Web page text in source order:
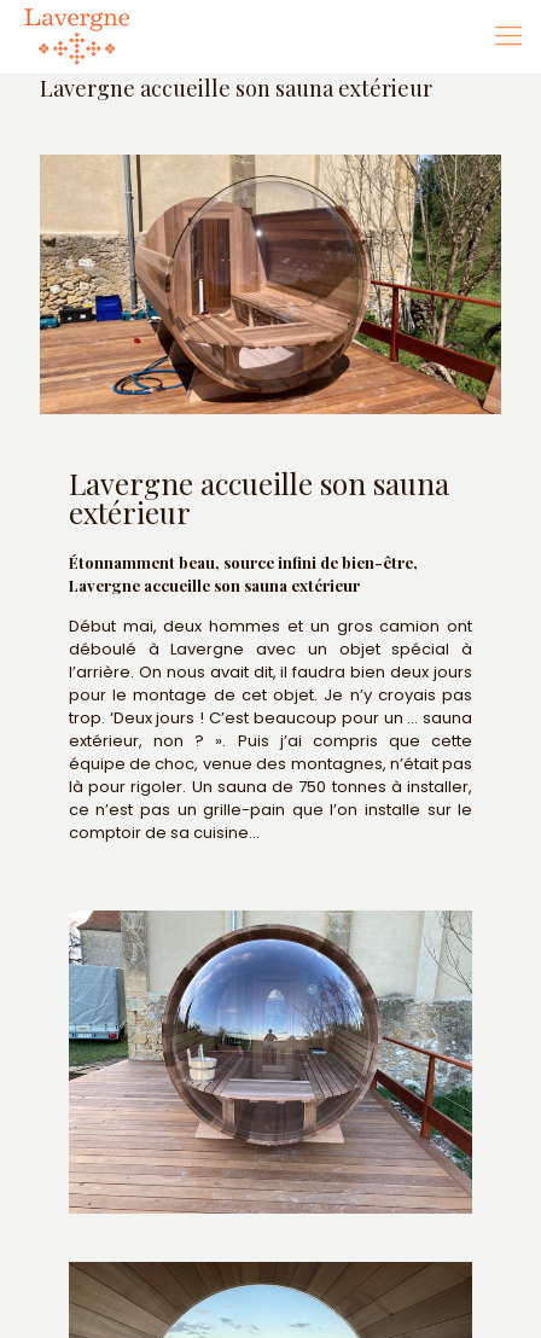
Lavergne accueille son sauna extérieur
Lavergne accueille son sauna
extérieur
Étonnamment beau, source infini de bien-être,
Lavergne accueille son sauna extérieur
Début mai, deux hommes et un gros camion ont
déboulé à Lavergne avec un objet spécial à
l’arrière. On nous avait dit, il faudra bien deux jours
pour le montage de cet objet. Je n’y croyais pas
trop. ‘Deux jours ! C’est beaucoup pour un … sauna
extérieur, non ? ». Puis j’ai compris que cette
équipe de choc, venue des montagnes, n’était pas
là pour rigoler. Un sauna de 750 tonnes à installer,
ce n’est pas un grille-pain que l’on installe sur le
comptoir de sa cuisine…